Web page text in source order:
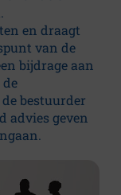
en draagt
van de
bijdrage aan
bestuurder
advies geven